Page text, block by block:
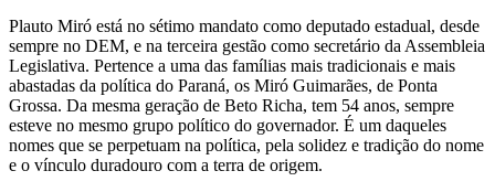
Plauto Miró está no sétimo mandato como deputado estadual, desde
sempre no DEM, e na terceira gestão como secretário da Assembleia
Legislativa. Pertence a uma das famílias mais tradicionais e mais
abastadas da política do Paraná, os Miró Guimarães, de Ponta
Grossa. Da mesma geração de Beto Richa, tem 54 anos, sempre
esteve no mesmo grupo político do governador. É um daqueles
nomes que se perpetuam na política, pela solidez e tradição do nome
e o vínculo duradouro com a terra de origem.